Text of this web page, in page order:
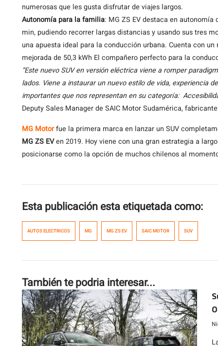
numerosas que les gusta disfrutar de viajes largos.
Autonomía para la familia: MG ZS EV destaca en autonomía
min, pudiendo recorrer largas distancias y usando sus tres
una apuesta ideal para la conducción urbana. Cuenta con
mejorada de 50,3 kWh El compañero perfecto para la
“Este nuevo SUV en versión eléctrica viene a romper
lados. Viene a instaurar un nuevo estilo de vida, experiencia
importantes que nos representan en su categoría:
Deputy Sales Manager de SAIC Motor Sudamérica,
MG Motorfue la primera marca en lanzar un SUV
MG ZS EVen 2019. Hoy viene con una gran estrategia a
posicionarse como la opción de muchos chilenos al
Esta publicación esta etiquetada como:
AUTOS ELECTRICOS MG MG ZS EV SAIC MOTOR SUV
También te podria interesar...